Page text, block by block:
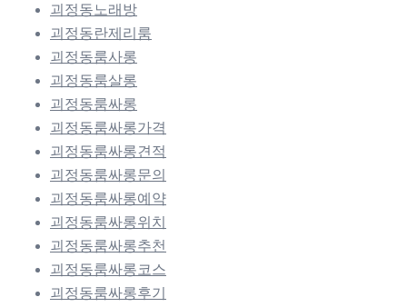
괴정동노래방
괴정동란제리룸
괴정동룸사롱
괴정동룸살롱
괴정동룸싸롱
괴정동룸싸롱가격
괴정동룸싸롱견적
괴정동룸싸롱문의
괴정동룸싸롱예약
괴정동룸싸롱위치
괴정동룸싸롱추천
괴정동룸싸롱코스
괴정동룸싸롱후기